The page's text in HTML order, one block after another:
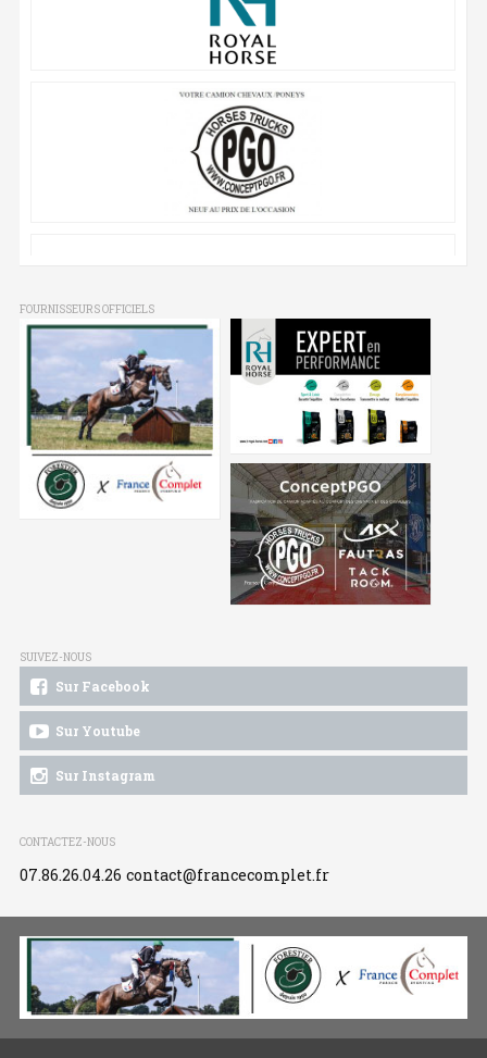
FOURNISSEURS OFFICIELS
SUIVEZ-NOUS
Sur Facebook
Sur Youtube
Sur Instagram
CONTACTEZ-NOUS
07.86.26.04.26 contact@francecomplet.fr